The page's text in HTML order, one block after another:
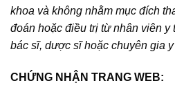
khoa và không nhằm mục đích
đoán hoặc điều trị từ nhân viên
bác sĩ, dược sĩ hoặc chuyên gia
CHỨNG NHẬN TRANG WEB: